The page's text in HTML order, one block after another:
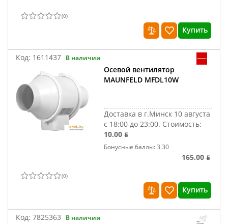
(0)
Купить
Код: 1611437 В наличии
Осевой вентилятор
MAUNFELD MFDL10W
Доставка в г.Минск 10 августа
с 18:00 до 23:00. Стоимость:
10.00 ƃ
Бонусные баллы: 3.30
165.00 ƃ
(0)
Купить
Код: 7825363 В наличии